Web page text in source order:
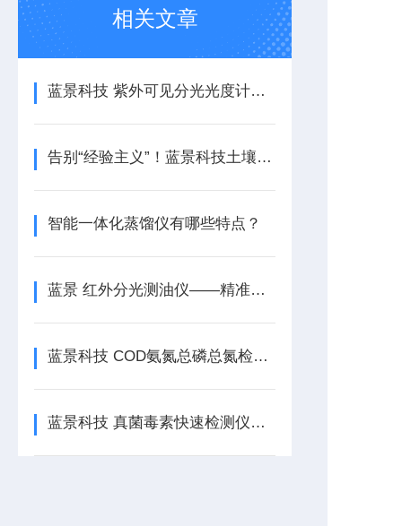
相关文章
蓝景科技 紫外可见分光光度计：动力学测量，捕捉反应全过程
告别“经验主义”！蓝景科技土壤五参数测定仪如何帮种植户少走十年弯路？
智能一体化蒸馏仪有哪些特点？
蓝景 红外分光测油仪——精准测量，高效分析，助力环保监测
蓝景科技 COD氨氮总磷总氮检测仪全新升级，助力环保监测智能化发展
蓝景科技 真菌毒素快速检测仪：粮食安全的智能守护者